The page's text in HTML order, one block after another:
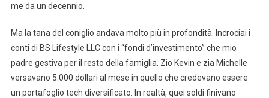
me da un decennio.
Ma la tana del coniglio andava molto più in profondità. Incrociai i
conti di BS Lifestyle LLC con i “fondi d’investimento” che mio
padre gestiva per il resto della famiglia. Zio Kevin e zia Michelle
versavano 5.000 dollari al mese in quello che credevano essere
un portafoglio tech diversificato. In realtà, quei soldi finivano